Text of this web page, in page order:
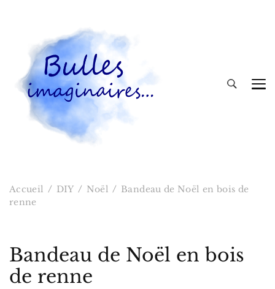
Accueil DIY Noël
Bandeau de Noël en bois de
renne
Bandeau de Noël en bois
de renne